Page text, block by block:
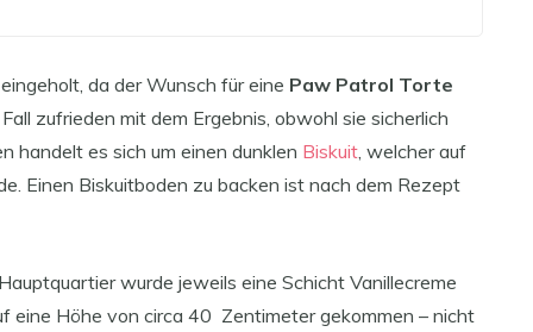
da der Wunsch für eine Paw Patrol Torte
zufrieden mit dem Ergebnis, obwohl sie sicherlich
handelt es sich um einen dunklen Biskuit , welcher auf
Einen Biskuitboden zu backen ist nach dem Rezept
wurde jeweils eine Schicht Vanillecreme
eine Höhe von circa 40 Zentimeter gekommen – nicht